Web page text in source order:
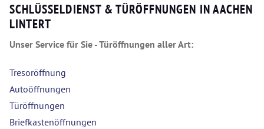
SCHLÜSSELDIENST & TÜRÖFFNUNGEN IN AACHEN
LINTERT
Unser Service für Sie - Türöffnungen aller Art:
Tresoröffnung
Autoöffnungen
Türöffnungen
Briefkastenöffnungen